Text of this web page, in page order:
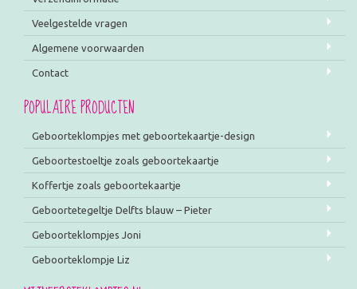
Veelgestelde vragen
Algemene voorwaarden
Contact
POPULAIRE PRODUCTEN
Geboorteklompjes met geboortekaartje-design
Geboortestoeltje zoals geboortekaartje
Koffertje zoals geboortekaartje
Geboortetegeltje Delfts blauw – Pieter
Geboorteklompjes Joni
Geboorteklompje Liz